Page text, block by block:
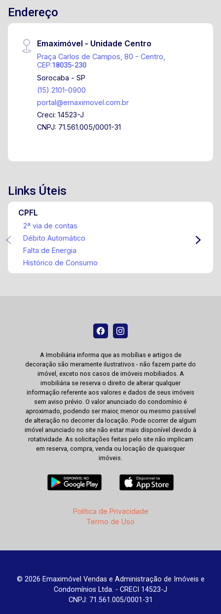
Endereço
Emaximóvel - Unidade Centro
Praça Carlos de Campos, 80 - Centro,
CEP:18035-230
Sorocaba - SP
(15) 2101-0900
portal@emaximovel.com.br
Creci: 14523-J
CNPJ: 71.561.005/0001-31
Links Úteis
CPFL
2ª via de contas
Débito Automático
Falta de Energia
Histórico de Consumo
A Imobiliária informa que as mobílias e artigos de
decoração são meramente ilustrativos - não fazem parte do
imóvel, exceto nos casos de imóveis mobiliados. A
imobiliária se reserva o direito de alterar qualquer
informação referente aos valores e dados de seus imóveis
sem aviso prévio. O valor anunciado do condomínio é
aproximado, podendo ser maior, menor ou mesmo passível
de alteração no decorrer da locação. Pode ocorrer de algum
imóvel anunciado no site não estar mais disponível devido à
rotatividade. As solicitações feitas pelo site não implicam
em reserva, compra, venda ou locação de quaisquer
imóveis.
Política de Privacidade
Termo de Uso
© 2026 Emaximóvel Vendas e Administração de Imóveis e
Condomínios Ltda. - CRECI 14523-J
CNPJ: 71.561.005/0001-31